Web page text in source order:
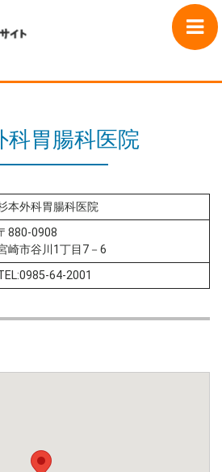
科胃腸科医院
本外科胃腸科医院
880-0908
崎市谷川1丁目7－6
64-2001